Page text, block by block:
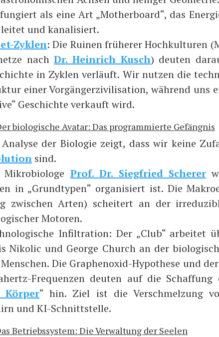
als eine Art „Mother­board“, das
lei­tet und kana­li­siert.
Zyklen: Die Rui­nen frü­he­rer Hoch­kul­tu­ren
nachDr. Hein­rich Kusch) deu­ten
in Zyklen ver­läuft. Wir nut­zen die
einer Vor­gän­ger­zi­vi­li­sa­ti­on, wäh­rend uns
Geschich­te ver­kauft wird.
biologische Avatar: Das programmierte Gefängnis
der Bio­lo­gie zeigt, dass wir kei­ne
sind.
Mikro­bio­lo­ge Prof. Dr. Sieg­fried Sche­rer
in „Grund­ty­pen“ orga­ni­siert ist. Die
zwi­schen Arten) schei­tert an der
Moto­ren.
Infil­tra­ti­on: Der „Club“ arbei­tet
Niko­lic und Geor­ge Church an der
Die Gra­phen­oxid-Hypo­the­se und
Fre­quen­zen deu­ten auf die Schaf­fung
Kör­per“ hin. Ziel ist die Ver­schmel­zung
und KI-Schnittstelle.
Betriebssystem: Die Verwaltung der Seelen